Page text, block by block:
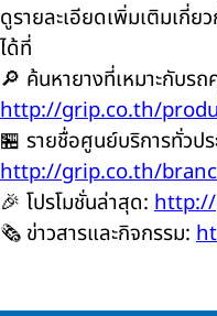
ดูรายละเอียดเพิ่มเติมเกี่
ได้ที่
🔎 ค้นหายางที่เหมาะกับร
http://grip.co.th/
🏪 รายชื่อศูนย์บริการทั่วปร
http://grip.co.th/
🎉 โปรโมชั่นล่าสุด:
🗞️ ข่าวสารและกิจกรรม: